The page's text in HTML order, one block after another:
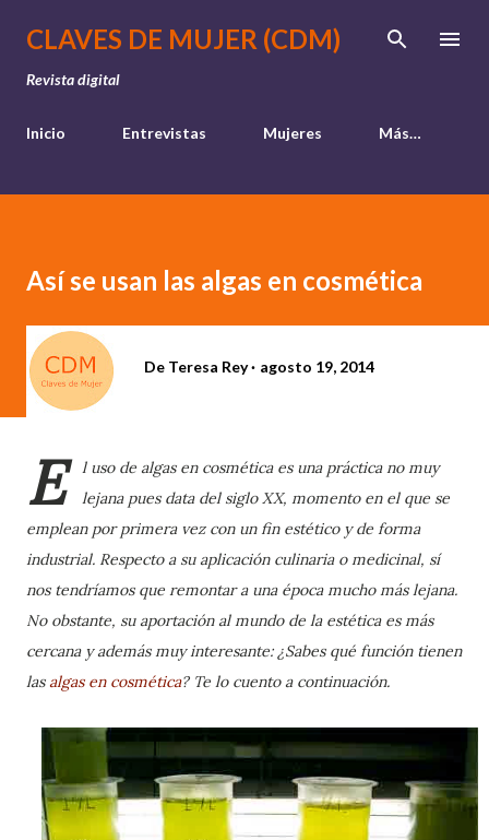
Ir al contenido principal
CLAVES DE MUJER (CDM)
Revista digital
Inicio Entrevistas Mujeres Más…
Así se usan las algas en cosmética
De Teresa Rey agosto 19, 2014
E
l uso de algas en cosmética es una práctica no muy
lejana pues data del siglo XX, momento en el que se
emplean por primera vez con un fin estético y de forma
industrial. Respecto a su aplicación culinaria o medicinal, sí
nos tendríamos que remontar a una época mucho más lejana.
No obstante, su aportación al mundo de la estética es más
cercana y además muy interesante: ¿Sabes qué función tienen
lasalgas en cosmética? Te lo cuento a continuación.